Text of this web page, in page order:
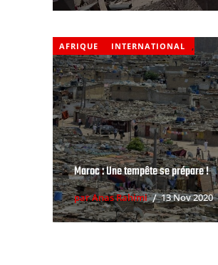
AFRIQUE ,
INTERNATIONAL
Maroc : Une tempête se prépare !
par Anas Rahimi 13 Nov 2020